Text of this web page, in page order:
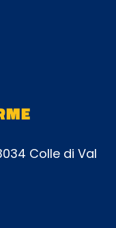
Colle di Val